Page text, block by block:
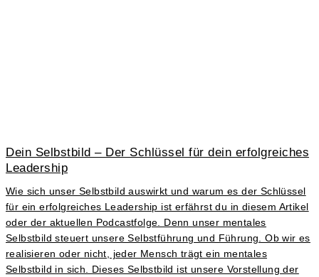
Dein Selbstbild – Der Schlüssel für dein erfolgreiches
Leadership
Wie sich unser Selbstbild auswirkt und warum es der Schlüssel
für ein erfolgreiches Leadership ist erfährst du in diesem Artikel
oder der aktuellen Podcastfolge. Denn unser mentales
Selbstbild steuert unsere Selbstführung und Führung. Ob wir es
realisieren oder nicht, jeder Mensch trägt ein mentales
Selbstbild in sich. Dieses Selbstbild ist unsere Vorstellung der